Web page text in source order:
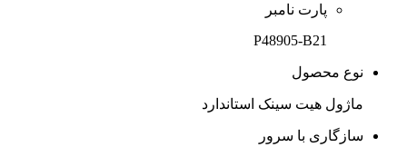
پارت نامبر
P48905-B21
نوع محصول
ماژول هیت سینک استاندارد
سازگاری با سرور